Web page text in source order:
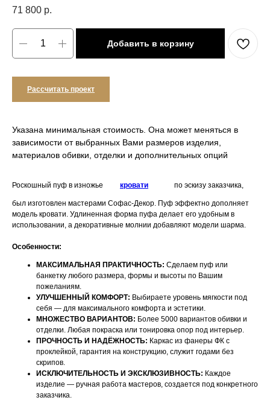
71 800 р.
Добавить в корзину
Рассчитать проект
Указана минимальная стоимость. Она может меняться в
зависимости от выбранных Вами размеров изделия,
материалов обивки, отделки и дополнительных опций
Роскошный пуф в изножье кровати по эскизу заказчика,
был изготовлен мастерами Софас-Декор. Пуф эффектно дополняет
модель кровати. Удлиненная форма пуфа делает его удобным в
использовании, а декоративные молнии добавляют модели шарма.
Особенности:
МАКСИМАЛЬНАЯ ПРАКТИЧНОСТЬ: Сделаем пуф или
банкетку любого размера, формы и высоты по Вашим
пожеланиям.
УЛУЧШЕННЫЙ КОМФОРТ: Выбираете уровень мягкости под
себя — для максимального комфорта и эстетики.
МНОЖЕСТВО ВАРИАНТОВ: Более 5000 вариантов обивки и
отделки. Любая покраска или тонировка опор под интерьер.
ПРОЧНОСТЬ И НАДЁЖНОСТЬ: Каркас из фанеры ФК с
проклейкой, гарантия на конструкцию, служит годами без
скрипов.
ИСКЛЮЧИТЕЛЬНОСТЬ И ЭКСКЛЮЗИВНОСТЬ: Каждое
изделие — ручная работа мастеров, создается под конкретного
заказчика.
НАШИ МЕНЕДЖЕРЫ ГОТОВЫ